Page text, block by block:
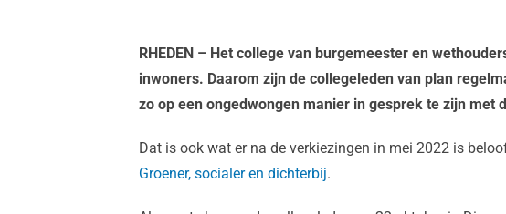
RHEDEN – Het college van burgemeester en
inwoners. Daarom zijn de collegeleden van plan
zo op een ongedwongen manier in gesprek te zijn met
Dat is ook wat er na de verkiezingen in mei 2022 is
Groener, socialer en dichterbij.